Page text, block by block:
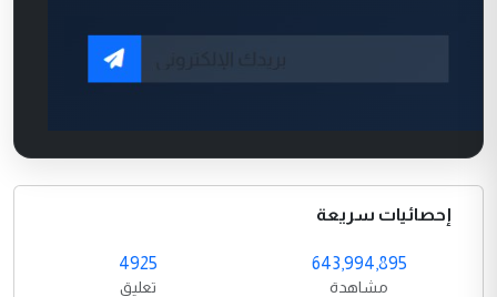
إحصائيات سريعة
643,994,895
مشاهدة
4925
تعليق